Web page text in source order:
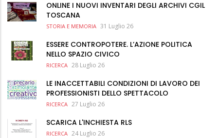
ONLINE I NUOVI INVENTARI DEGLI ARCHIVI CGIL
TOSCANA
STORIA E MEMORIA 31 Luglio 26
ESSERE CONTROPOTERE. L’AZIONE POLITICA
NELLO SPAZIO CIVICO
RICERCA 28 Luglio 26
LE INACCETTABILI CONDIZIONI DI LAVORO DEI
PROFESSIONISTI DELLO SPETTACOLO
RICERCA 27 Luglio 26
SCARICA L'INCHIESTA RLS
RICERCA 24 Luglio 26